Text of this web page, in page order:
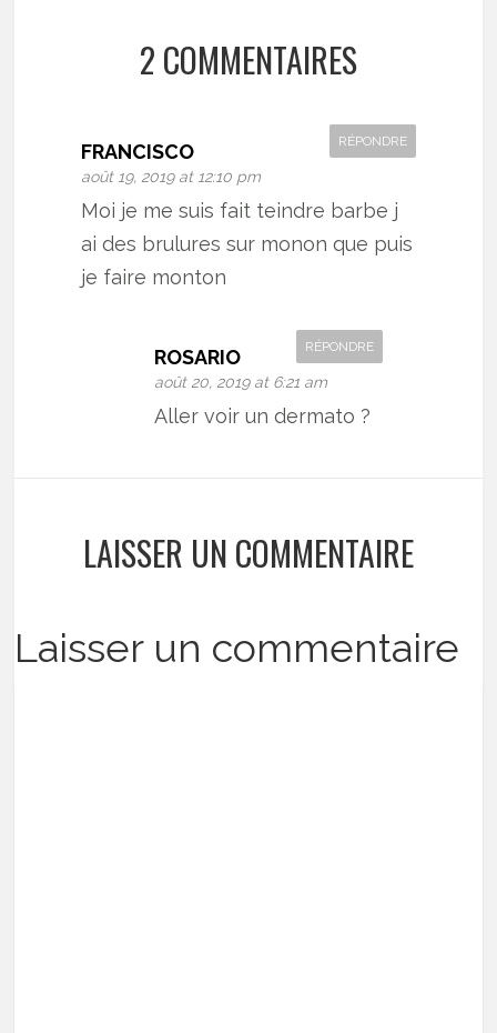
2 COMMENTAIRES
FRANCISCO
août 19, 2019 at 12:10 pm
RÉPONDRE
Moi je me suis fait teindre barbe j
ai des brulures sur monon que puis
je faire monton
ROSARIO
août 20, 2019 at 6:21 am
RÉPONDRE
Aller voir un dermato ?
LAISSER UN COMMENTAIRE
Laisser un commentaire